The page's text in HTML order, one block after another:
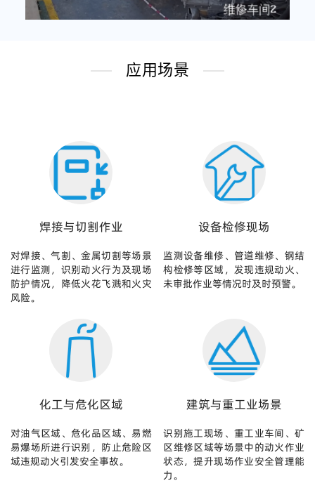
应用场景
焊接与切割作业
对焊接、气割、金属切割等场景
进行监测，识别动火行为及现场
防护情况，降低火花飞溅和火灾
风险。
设备检修现场
监测设备维修、管道维修、钢结
构检修等区域，发现违规动火、
未审批作业等情况时及时预警。
化工与危化区域
对油气区域、危化品区域、易燃
易爆场所进行识别，防止危险区
域违规动火引发安全事故。
建筑与重工业场景
识别施工现场、重工业车间、矿
区维修区域等场景中的动火作业
状态，提升现场作业安全管理能
力。